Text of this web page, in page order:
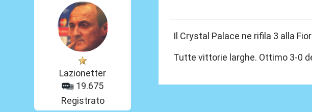
Lazionetter
19.675
Registrato
Il Crystal Palace ne rifila 3 alla
Tutte vittorie larghe. Ottimo 3-0